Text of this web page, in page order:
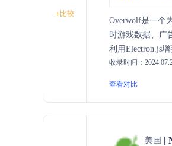
+比较
Overwolf是一个
时游戏数据、广
利用Electron.js
建、发布和增长
收录时间：
查看对比
美国